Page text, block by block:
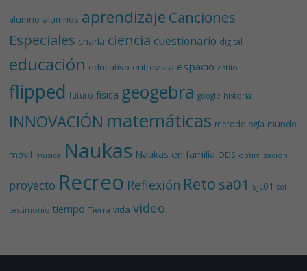
alumno alumnos aprendizaje Canciones
Especiales charla ciencia cuestionario digital
educación educativo entrevista espacio estilo
flipped futuro física geogebra google historia
INNOVACIÓN matemáticas metodología mundo
móvil música Naukas Naukas en familia ODS optimización
proyecto Recreo Reflexión Reto sa01 sjc01 sol
testimonio tiempo Tierra vida video